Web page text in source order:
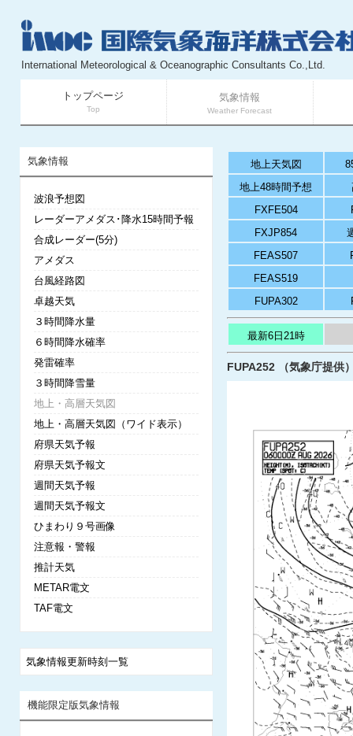
International Meteorological & Oceanographic Consultants Co.,Ltd.
トップページ
Top
気象情報
Weather Forecast
地上天気図
地上48時間予想
FXFE504
FXJP854
FEAS507
FEAS519
FUPA302
最新6日21時
FUPA252 （気象庁提
気象情報
波浪予想図
レーダーアメダス･降水15時間予報
合成レーダー(5分)
アメダス
台風経路図
卓越天気
３時間降水量
６時間降水確率
発雷確率
３時間降雪量
地上・高層天気図
地上・高層天気図（ワイド表示）
府県天気予報
府県天気予報文
週間天気予報
週間天気予報文
ひまわり９号画像
注意報・警報
推計天気
METAR電文
TAF電文
気象情報更新時刻一覧
機能限定版気象情報